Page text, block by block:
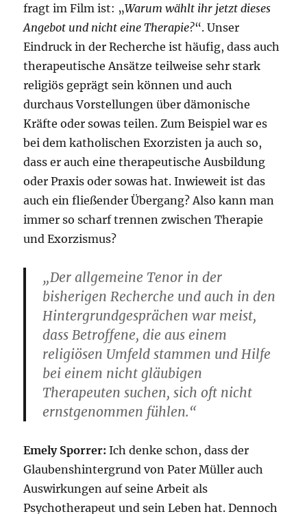
fragt im Film ist: „Warum wählt ihr jetzt dieses
Angebot und nicht eine Therapie?“. Unser
Eindruck in der Recherche ist häufig, dass auch
therapeutische Ansätze teilweise sehr stark
religiös geprägt sein können und auch
durchaus Vorstellungen über dämonische
Kräfte oder sowas teilen. Zum Beispiel war es
bei dem katholischen Exorzisten ja auch so,
dass er auch eine therapeutische Ausbildung
oder Praxis oder sowas hat. Inwieweit ist das
auch ein fließender Übergang? Also kann man
immer so scharf trennen zwischen Therapie
und Exorzismus?
„Der allgemeine Tenor in der
bisherigen Recherche und auch in den
Hintergrundgesprächen war meist,
dass Betroffene, die aus einem
religiösen Umfeld stammen und Hilfe
bei einem nicht gläubigen
Therapeuten suchen, sich oft nicht
ernstgenommen fühlen.“
Emely Sporrer:Ich denke schon, dass der
Glaubenshintergrund von Pater Müller auch
Auswirkungen auf seine Arbeit als
Psychotherapeut und sein Leben hat. Dennoch